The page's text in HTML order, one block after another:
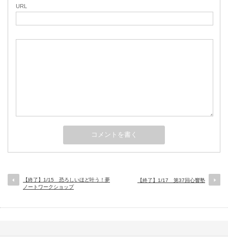
URL
【終了】1/15 恐ろしいほど叶う！夢
ノートワークショップ
【終了】1/17 第37回心響塾